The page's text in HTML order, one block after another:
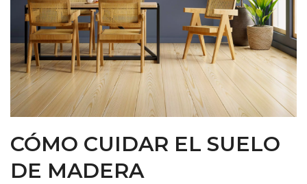
CÓMO CUIDAR EL SUELO
DE MADERA